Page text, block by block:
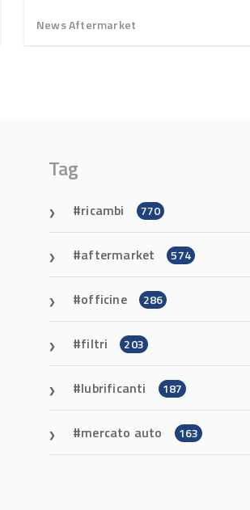
News Aftermarket
Tag
ricambi 770
aftermarket 574
officine 286
filtri 203
lubrificanti 187
mercato auto 163